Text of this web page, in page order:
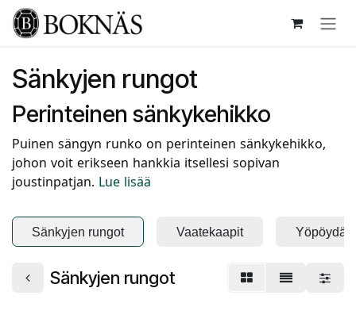
Siirry sisältöön
Sänkyjen rungot
Perinteinen sänkykehikko
Puinen sängyn runko on perinteinen sänkykehikko,
johon voit erikseen hankkia itsellesi sopivan
joustinpatjan. Lue lisää
Sänkyjen rungot Vaatekaapit Yöpöydät
Sänkyjen rungot